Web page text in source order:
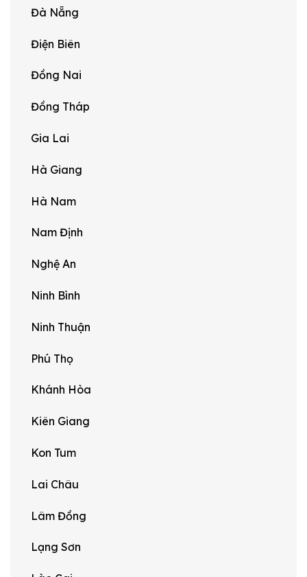
Đà Nẵng
Điện Biên
Đồng Nai
Đồng Tháp
Gia Lai
Hà Giang
Hà Nam
Nam Định
Nghệ An
Ninh Bình
Ninh Thuận
Phú Thọ
Khánh Hòa
Kiên Giang
Kon Tum
Lai Châu
Lâm Đồng
Lạng Sơn